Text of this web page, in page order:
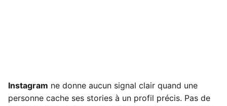
Instagram ne donne aucun signal clair quand une
personne cache ses stories à un profil précis. Pas de